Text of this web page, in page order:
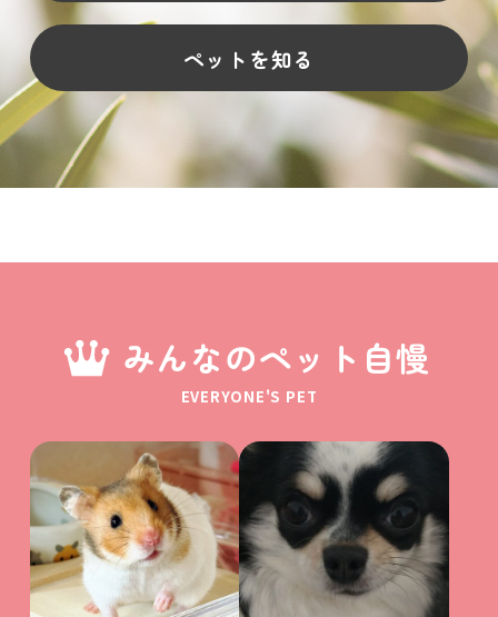
ペットを知る
みんなのペット自慢
EVERYONE'S PET